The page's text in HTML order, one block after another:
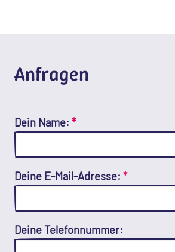
Anfragen
Dein Name: *
Deine E-Mail-Adresse: *
Deine Telefonnummer: